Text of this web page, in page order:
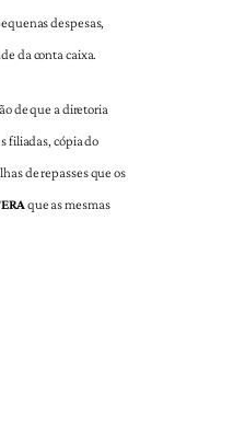
despesas,
da conta caixa.
de que a diretoria
filiadas, cópia do
de repasses que os
que as mesmas